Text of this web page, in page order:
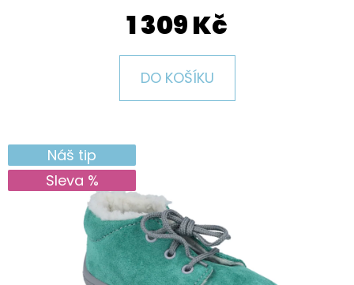
1 309 Kč
DO KOŠÍKU
Náš tip
Sleva %
?
HLEDAT